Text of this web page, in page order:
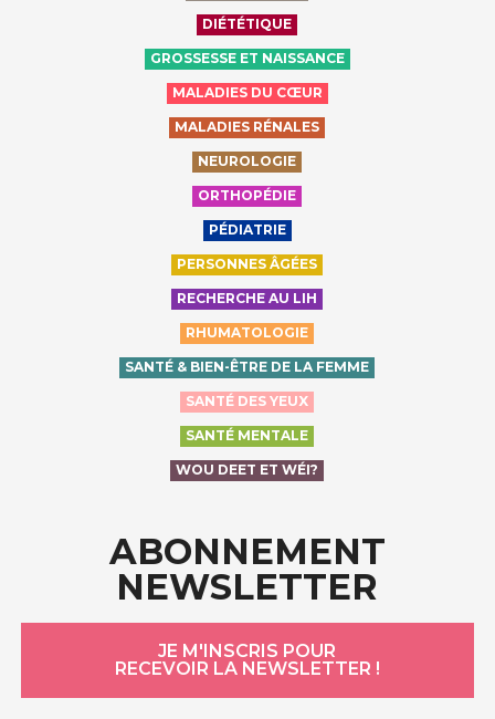
DIÉTÉTIQUE
GROSSESSE ET NAISSANCE
MALADIES DU CŒUR
MALADIES RÉNALES
NEUROLOGIE
ORTHOPÉDIE
PÉDIATRIE
PERSONNES ÂGÉES
RECHERCHE AU LIH
RHUMATOLOGIE
SANTÉ & BIEN-ÊTRE DE LA FEMME
SANTÉ DES YEUX
SANTÉ MENTALE
WOU DEET ET WÉI?
ABONNEMENT
NEWSLETTER
JE M'INSCRIS POUR
RECEVOIR LA NEWSLETTER !